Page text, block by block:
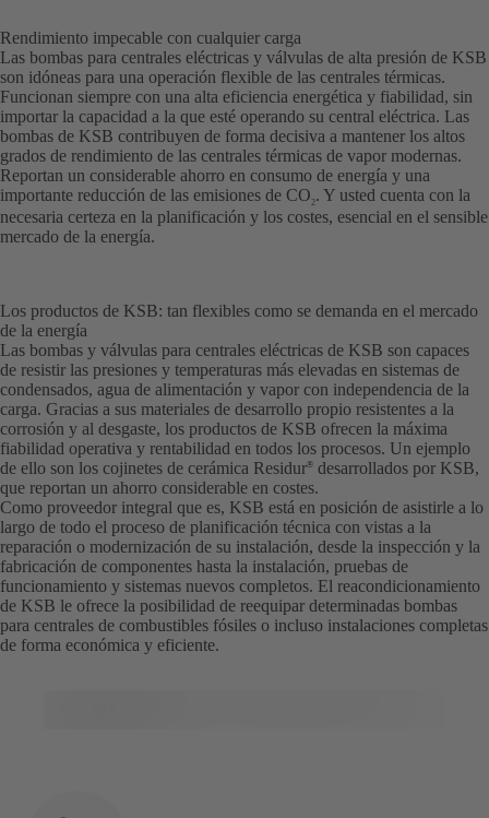
Rendimiento impecable con cualquier carga
Las bombas para centrales eléctricas y válvulas de alta presión de KSB
son idóneas para una operación flexible de las centrales térmicas.
Funcionan siempre con una alta eficiencia energética y fiabilidad, sin
importar la capacidad a la que esté operando su central eléctrica. Las
bombas de KSB contribuyen de forma decisiva a mantener los altos
grados de rendimiento de las centrales térmicas de vapor modernas.
Reportan un considerable ahorro en consumo de energía y una
importante reducción de las emisiones de CO2. Y usted cuenta con la
necesaria certeza en la planificación y los costes, esencial en el sensible
mercado de la energía.
Los productos de KSB: tan flexibles como se demanda en el mercado
de la energía
Las bombas y válvulas para centrales eléctricas de KSB son capaces
de resistir las presiones y temperaturas más elevadas en sistemas de
condensados, agua de alimentación y vapor con independencia de la
carga. Gracias a sus materiales de desarrollo propio resistentes a la
corrosión y al desgaste, los productos de KSB ofrecen la máxima
fiabilidad operativa y rentabilidad en todos los procesos. Un ejemplo
de ello son los cojinetes de cerámica Residur®
desarrollados por KSB,
que reportan un ahorro considerable en costes.
Como proveedor integral que es, KSB está en posición de asistirle a lo
largo de todo el proceso de planificación técnica con vistas a la
reparación o modernización de su instalación, desde la inspección y la
fabricación de componentes hasta la instalación, pruebas de
funcionamiento y sistemas nuevos completos. El reacondicionamiento
de KSB le ofrece la posibilidad de reequipar determinadas bombas
para centrales de combustibles fósiles o incluso instalaciones completas
de forma económica y eficiente.